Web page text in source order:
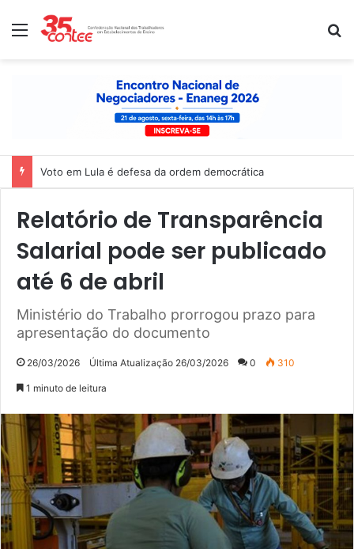
Menu
Voto em Lula é defesa da ordem democrática
Relatório de Transparência
Salarial pode ser publicado
até 6 de abril
Ministério do Trabalho prorrogou prazo para
apresentação do documento
26/03/2026 Última Atualização 26/03/2026 0 310
1 minuto de leitura